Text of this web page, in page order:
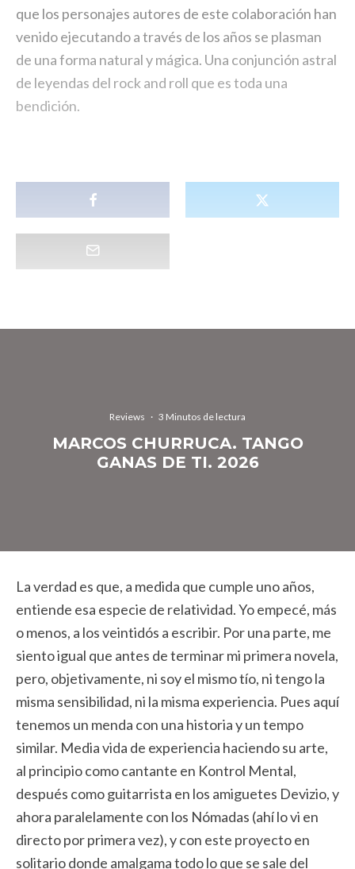
que los personajes autores de este colaboración han
venido ejecutando a través de los años se plasman
de una forma natural y mágica. Una conjunción astral
de leyendas del rock and roll que es toda una
bendición.
Reviews · 3 Minutos de lectura
MARCOS CHURRUCA. TANGO
GANAS DE TI. 2026
La verdad es que, a medida que cumple uno años,
entiende esa especie de relatividad. Yo empecé, más
o menos, a los veintidós a escribir. Por una parte, me
siento igual que antes de terminar mi primera novela,
pero, objetivamente, ni soy el mismo tío, ni tengo la
misma sensibilidad, ni la misma experiencia. Pues aquí
tenemos un menda con una historia y un tempo
similar. Media vida de experiencia haciendo su arte,
al principio como cantante en Kontrol Mental,
después como guitarrista en los amiguetes Devizio, y
ahora paralelamente con los Nómadas (ahí lo vi en
directo por primera vez), y con este proyecto en
solitario donde amalgama todo lo que se sale del